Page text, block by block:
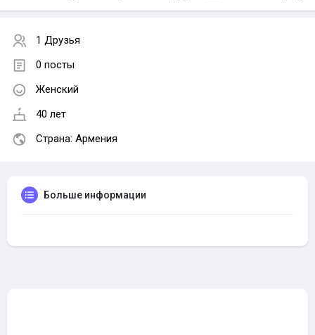
1 Друзья
0 посты
Женский
40 лет
Страна: Армения
Больше информации